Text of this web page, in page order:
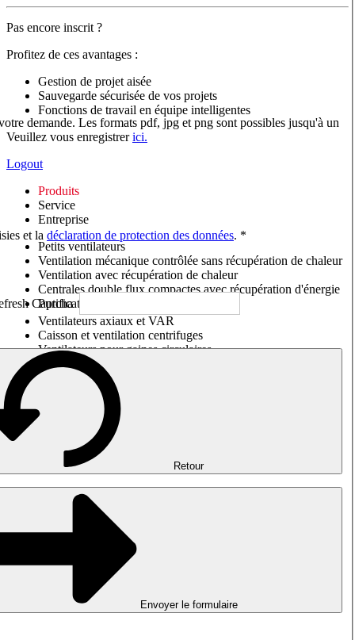
Pas encore inscrit ?
Profitez de ces avantages :
Gestion de projet aisée
Sauvegarde sécurisée de vos projets
Fonctions de travail en équipe intelligentes
Veuillez vous enregistrerici.
Logout
Produits
Service
Entreprise
Petits ventilateurs
Ventilation mécanique contrôlée sans récupération de chaleur
Ventilation avec récupération de chaleur
Centrales double flux compactes avec récupération d'énergie
Purificateurs d'air/Moniteurs CO
Ventilateurs axiaux et VAR
Caisson et ventilation centrifuges
Ventilateurs pour gaines circulaires
Ventilateurs pour gaines rectangulaires
Tourelles de toiture
Désenfumage, détection incendie et ventilation de parking
Ventilateurs antidéflagrants
Mesurer. Contrôler. Réguler.
Traitement d'air
Accessoires aérauliques
demande. Les formats pdf, jpg et png sont possibles jusqu'à un
et la déclaration de protection des données. *
Retour
Envoyer le formulaire